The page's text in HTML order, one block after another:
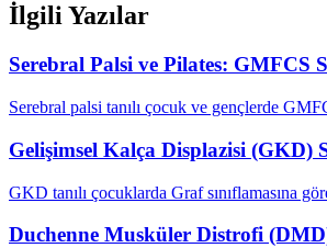
İlgili Yazılar
Serebral Palsi ve Pilates: GMFCS
Serebral palsi tanılı çocuk ve gençlerde
Gelişimsel Kalça Displazisi (GKD)
GKD tanılı çocuklarda Graf sınıflamasına
Duchenne Musküler Distrofi